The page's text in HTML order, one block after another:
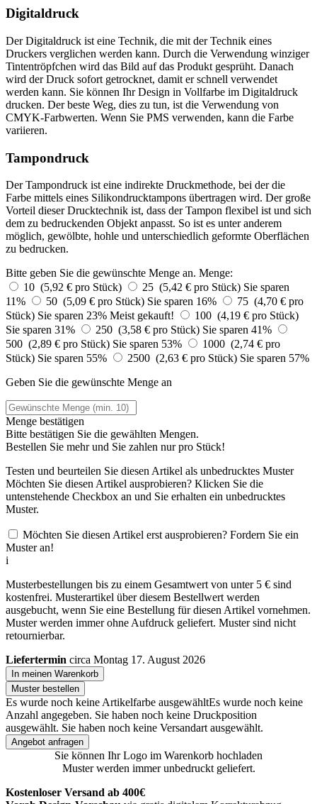
Digitaldruck
Der Digitaldruck ist eine Technik, die mit der Technik eines
Druckers verglichen werden kann. Durch die Verwendung winziger
Tintentröpfchen wird das Bild auf das Produkt gesprüht. Danach
wird der Druck sofort getrocknet, damit er schnell verwendet
werden kann. Sie können Ihr Design in Vollfarbe im Digitaldruck
drucken. Der beste Weg, dies zu tun, ist die Verwendung von
CMYK-Farbwerten. Wenn Sie PMS verwenden, kann die Farbe
variieren.
Tampondruck
Der Tampondruck ist eine indirekte Druckmethode, bei der die
Farbe mittels eines Silikondrucktampons übertragen wird. Der große
Vorteil dieser Drucktechnik ist, dass der Tampon flexibel ist und sich
dem zu bedruckenden Objekt anpasst. So ist es unter anderem
möglich, gewölbte, hohle und unterschiedlich geformte Oberflächen
zu bedrucken.
Bitte geben Sie die gewünschte Menge an. Menge:
10 (5,92 € pro Stück)
25 (5,42 € pro Stück) Sie sparen
11%
50 (5,09 € pro Stück) Sie sparen 16%
75 (4,70 € pro
Stück) Sie sparen 23% Meist gekauft!
100 (4,19 € pro Stück)
Sie sparen 31%
250 (3,58 € pro Stück) Sie sparen 41%
500 (2,89 € pro Stück) Sie sparen 53%
1000 (2,74 € pro
Stück) Sie sparen 55% 2500 (2,63 € pro Stück) Sie sparen 57%
Geben Sie die gewünschte Menge an
Menge bestätigen
Bitte bestätigen Sie die gewählten Mengen.
Bestellen Sie mehr und Sie zahlen nurpro Stück!
Testen und beurteilen Sie diesen Artikel als unbedrucktes Muster
Möchten Sie diesen Artikel ausprobieren? Klicken Sie die
untenstehende Checkbox an und Sie erhalten ein unbedrucktes
Muster.
Möchten Sie diesen Artikel erst ausprobieren? Fordern Sie ein
Muster an!
i
Musterbestellungen bis zu einem Gesamtwert von unter 5 € sind
kostenfrei. Musterartikel über diesem Bestellwert werden
ausgebucht, wenn Sie eine Bestellung für diesen Artikel vornehmen.
Muster werden immer ohne Aufdruck geliefert. Muster sind nicht
retournierbar.
Liefertermin circa Montag 17. August 2026
In meinen Warenkorb
Muster bestellen
Es wurde noch keine Artikelfarbe ausgewähltEs wurde noch keine
Anzahl angegeben. Sie haben noch keine Druckposition
ausgewählt. Sie haben noch keine Versandart ausgewählt.
Angebot anfragen
Sie können Ihr Logo im Warenkorb hochladen
Muster werden immer unbedruckt geliefert.
Kostenloser Versand ab 400€